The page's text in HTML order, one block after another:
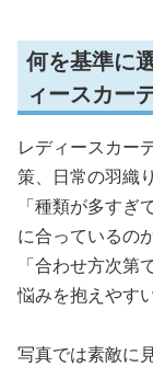
何を基準に
ィースカー
レディースカー
策、日常の羽織
「種類が多す
に合っているの
「合わせ方次
悩みを抱えやす
写真では素敵に